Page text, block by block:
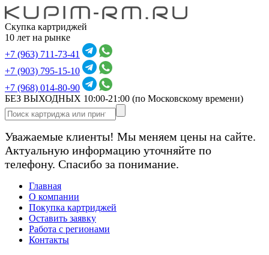
Скупка картриджей
10 лет на рынке
+7 (963) 711-73-41
+7 (903) 795-15-10
+7 (968) 014-80-90
БЕЗ ВЫХОДНЫХ 10:00-21:00 (по Московскому времени)
Уважаемые клиенты! Мы меняем цены на сайте.
Актуальную информацию уточняйте по
телефону. Спасибо за понимание.
Главная
О компании
Покупка картриджей
Оставить заявку
Работа с регионами
Контакты